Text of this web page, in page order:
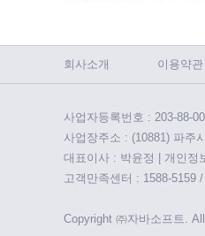
회사소개 이용약관
사업자등록번호 : 203-88-
사업장주소 : (10881) 파주
대표이사 : 박윤정 | 개인정
고객만족센터 : 1588-5159
Copyright ㈜자바소프트.